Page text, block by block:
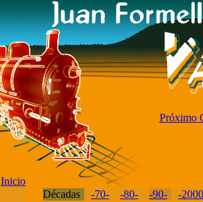
Próximo
Inicio
Décadas -70- -80- -90- -